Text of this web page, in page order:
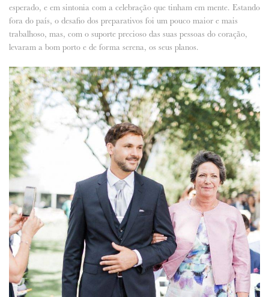
esperado, e em sintonia com a celebração que tinham em mente. Estando
fora do país, o desafio dos preparativos foi um pouco maior e mais
trabalhoso, mas, com o suporte precioso das suas pessoas do coração,
levaram a bom porto e de forma serena, os seus planos.